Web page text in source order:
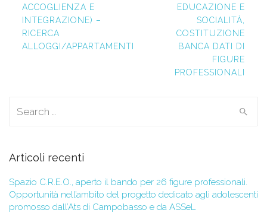
ACCOGLIENZA E
INTEGRAZIONE) –
RICERCA
ALLOGGI/APPARTAMENTI
EDUCAZIONE E
SOCIALITÀ,
COSTITUZIONE
BANCA DATI DI
FIGURE
PROFESSIONALI
Articoli recenti
Spazio C.R.E.O., aperto il bando per 26 figure professionali.
Opportunità nell’ambito del progetto dedicato agli adolescenti
promosso dall’Ats di Campobasso e da ASSeL